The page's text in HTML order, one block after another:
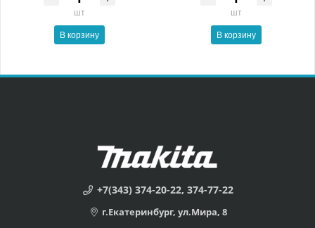
шт
В корзину
шт
В корзину
+7(343) 374-20-22, 374-77-22
г.Екатеринбург, ул.Мира, 8